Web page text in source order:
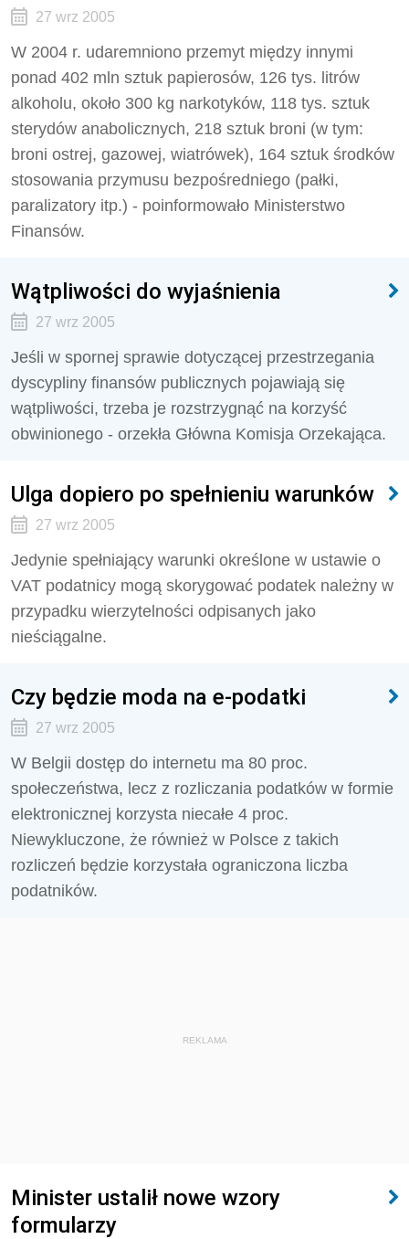
27 wrz 2005
W 2004 r. udaremniono przemyt między innymi
ponad 402 mln sztuk papierosów, 126 tys. litrów
alkoholu, około 300 kg narkotyków, 118 tys. sztuk
sterydów anabolicznych, 218 sztuk broni (w tym:
broni ostrej, gazowej, wiatrówek), 164 sztuk środków
stosowania przymusu bezpośredniego (pałki,
paralizatory itp.) - poinformowało Ministerstwo
Finansów.
Wątpliwości do wyjaśnienia
27 wrz 2005
Jeśli w spornej sprawie dotyczącej przestrzegania
dyscypliny finansów publicznych pojawiają się
wątpliwości, trzeba je rozstrzygnąć na korzyść
obwinionego - orzekła Główna Komisja Orzekająca.
Ulga dopiero po spełnieniu warunków
27 wrz 2005
Jedynie spełniający warunki określone w ustawie o
VAT podatnicy mogą skorygować podatek należny w
przypadku wierzytelności odpisanych jako
nieściągalne.
Czy będzie moda na e-podatki
27 wrz 2005
W Belgii dostęp do internetu ma 80 proc.
społeczeństwa, lecz z rozliczania podatków w formie
elektronicznej korzysta niecałe 4 proc.
Niewykluczone, że również w Polsce z takich
rozliczeń będzie korzystała ograniczona liczba
podatników.
REKLAMA
Minister ustalił nowe wzory
formularzy